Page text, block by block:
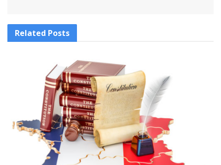
Related Posts